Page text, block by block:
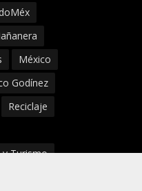
México
Godínez
Reciclaje
y Turismo